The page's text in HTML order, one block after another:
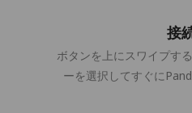
接
ボタンを上にスワイプす
ーを選択してすぐに